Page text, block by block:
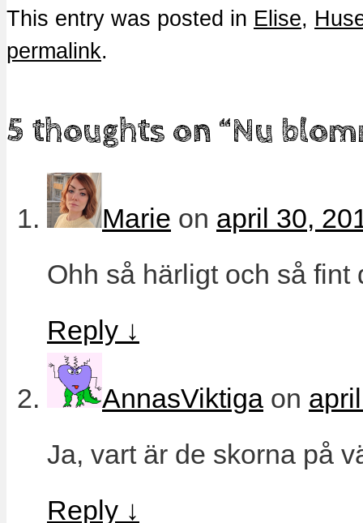
This entry was posted in Elise,
permalink.
5 thoughts on “Nu
Marie on april 30,
Ohh så härligt och så fint
Reply ↓
AnnasViktiga on
Ja, vart är de skorna på
Reply ↓